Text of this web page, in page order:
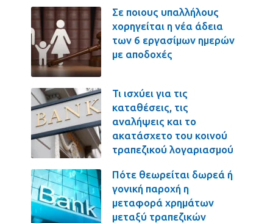
Σε ποιους υπαλλήλους
χορηγείται η νέα άδεια
των 6 εργασίμων ημερών
με αποδοχές
Τι ισχύει για τις
καταθέσεις, τις
αναλήψεις και το
ακατάσχετο του κοινού
τραπεζικού λογαριασμού
Πότε θεωρείται δωρεά ή
γονική παροχή η
μεταφορά χρημάτων
μεταξύ τραπεζικών